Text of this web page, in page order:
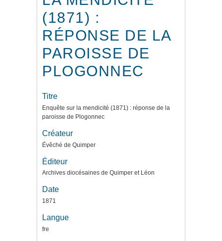
(1871) :
RÉPONSE DE LA
PAROISSE DE
PLOGONNEC
Titre
Enquête sur la mendicité (1871) : réponse de la
paroisse de Plogonnec
Créateur
Évêché de Quimper
Éditeur
Archives diocésaines de Quimper et Léon
Date
1871
Langue
fre